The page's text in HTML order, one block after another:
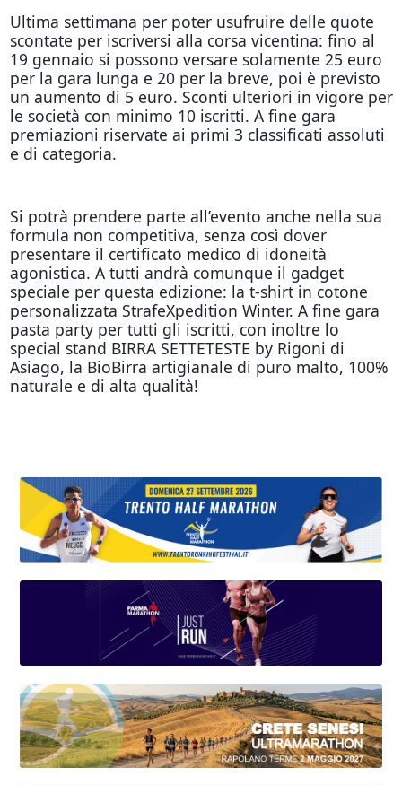
Ultima settimana per poter usufruire delle quote
scontate per iscriversi alla corsa vicentina: fino al
19 gennaio si possono versare solamente 25 euro
per la gara lunga e 20 per la breve, poi è previsto
un aumento di 5 euro. Sconti ulteriori in vigore per
le società con minimo 10 iscritti. A fine gara
premiazioni riservate ai primi 3 classificati assoluti
e di categoria.
Si potrà prendere parte all’evento anche nella sua
formula non competitiva, senza così dover
presentare il certificato medico di idoneità
agonistica. A tutti andrà comunque il gadget
speciale per questa edizione: la t-shirt in cotone
personalizzata StrafeXpedition Winter. A fine gara
pasta party per tutti gli iscritti, con inoltre lo
special stand BIRRA SETTETESTE by Rigoni di
Asiago, la BioBirra artigianale di puro malto, 100%
naturale e di alta qualità!